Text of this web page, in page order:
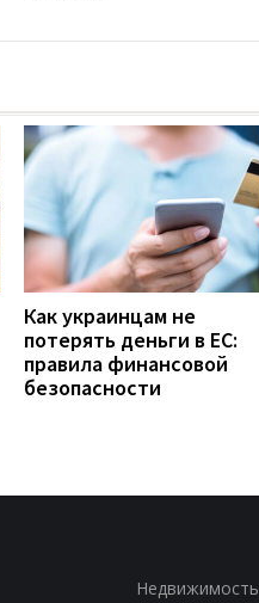
Как украинцам не
потерять деньги в ЕС:
правила финансовой
безопасности
Недвижимость